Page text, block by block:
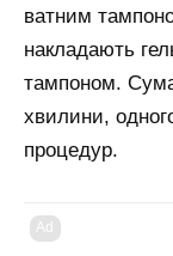
ватним
накладають
тампоном.
хвилини,
процедур.
Ad